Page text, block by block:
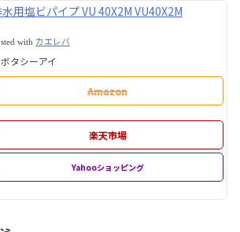
用塩ビパイプ VU 40X2M VU40X2M
with カエレバ
タシーアイ
Amazon
楽天市場
Yahooショッピング